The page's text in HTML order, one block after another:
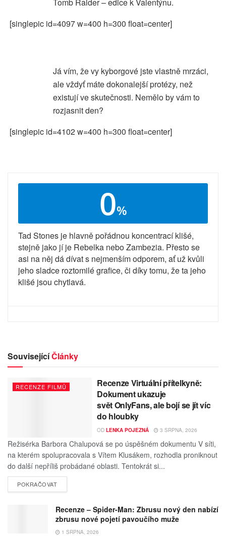
[singlepic id=4097 w=400 h=300 float=center]
Já vím, že vy kyborgové jste vlastně mrzáci,
ale vždyť máte dokonalejší protézy, než
existují ve skutečnosti. Nemělo by vám to
rozjasnit den?
[singlepic id=4102 w=400 h=300 float=center]
0%
Tad Stones je hlavně pořádnou koncentrací klišé,
stejně jako jí je Rebelka nebo Zambezia. Přesto se
asi na něj dá dívat s nejmenším odporem, ať už kvůli
jeho sladce roztomilé grafice, či díky tomu, že ta jeho
klišé jsou chytlavá.
SouvisejícíČlánky
RECENZE FILMŮ
Recenze Virtuální přítelkyně:
Dokument ukazuje
svět OnlyFans, ale bojí se jít víc
do hloubky
OD LENKA POJEZNÁ 3 SRPNA, 2026
Režisérka Barbora Chalupová se po úspěšném dokumentu V síti,
na kterém spolupracovala s Vítem Klusákem, rozhodla proniknout
do další nepříliš probádané oblasti. Tentokrát si...
POKRAČOVAT
Recenze – Spider-Man: Zbrusu nový den nabízí
zbrusu nové pojetí pavoučího muže
1 SRPNA, 2026